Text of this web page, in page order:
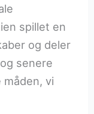
spillet en
og deler
senere
vi